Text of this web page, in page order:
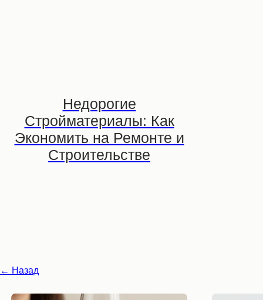
Недорогие
Стройматериалы: Как
Экономить на Ремонте и
Строительстве
← Назад